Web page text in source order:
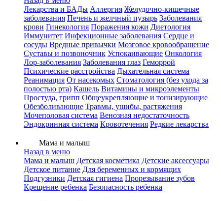
Лекарства и БАДы Аллергия Желудочно-кишечные
заболевания Печень и желчный пузырь Заболевания
крови Гинекология Поражения кожи Диетология
Иммунитет Инфекционные заболевания Сердце и
сосуды Вредные привычки Мозговое кровообращение
Суставы и позвоночник Успокаивающие Онкология
Лор-заболевания Заболевания глаз Геморрой
Психические расстройства Дыхательная система
Реанимация От насекомых Стоматология (без ухода за
полостью рта) Кашель Витамины и микроэлементы
Простуда, грипп Общеукрепляющие и тонизирующие
Обезболивающие Травмы, ушибы, растяжения
Мочеполовая система Венозная недостаточность
Эндокринная система Кровотечения Редкие лекарства
Мама и малыш
Назад в меню
Мама и малыш Детская косметика Детские аксессуары
Детское питание Для беременных и кормящих
Подгузники Детская гигиена Прорезывание зубов
Крещение ребенка Безопасность ребенка